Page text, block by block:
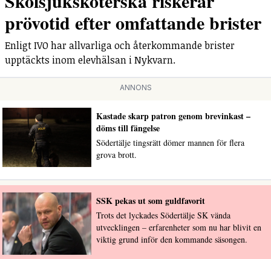
prövotid efter omfattande brister
Enligt IVO har allvarliga och återkommande brister
upptäckts inom elevhälsan i Nykvarn.
ANNONS
Kastade skarp patron genom brevinkast –
döms till fängelse
Södertälje tingsrätt dömer mannen för flera
grova brott.
SSK pekas ut som guldfavorit
Trots det lyckades Södertälje SK vända
utvecklingen – erfarenheter som nu har blivit en
viktig grund inför den kommande säsongen.